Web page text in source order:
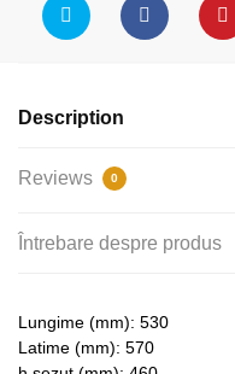
Description
Reviews 0
Întrebare despre produs
Lungime (mm): 530
Latime (mm): 570